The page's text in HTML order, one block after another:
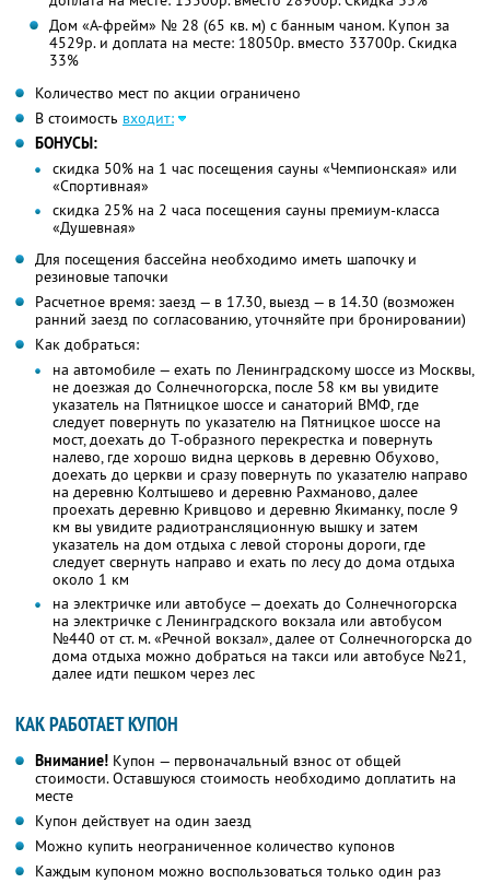
Дом «А-фрейм» № 28 (65 кв. м) с банным чаном. Купон за
4529р. и доплата на месте: 18050р. вместо 33700р. Скидка
33%
Количество мест по акции ограничено
В стоимость входит:
БОНУСЫ:
скидка 50% на 1 час посещения сауны «Чемпионская» или
«Спортивная»
скидка 25% на 2 часа посещения сауны премиум-класса
«Душевная»
Для посещения бассейна необходимо иметь шапочку и
резиновые тапочки
Расчетное время: заезд — в 17.30, выезд — в 14.30 (возможен
ранний заезд по согласованию, уточняйте при бронировании)
Как добраться:
на автомобиле — ехать по Ленинградскому шоссе из Москвы,
не доезжая до Солнечногорска, после 58 км вы увидите
указатель на Пятницкое шоссе и санаторий ВМФ, где
следует повернуть по указателю на Пятницкое шоссе на
мост, доехать до Т-образного перекрестка и повернуть
налево, где хорошо видна церковь в деревню Обухово,
доехать до церкви и сразу повернуть по указателю направо
на деревню Колтышево и деревню Рахманово, далее
проехать деревню Кривцово и деревню Якиманку, после 9
км вы увидите радиотрансляционную вышку и затем
указатель на дом отдыха с левой стороны дороги, где
следует свернуть направо и ехать по лесу до дома отдыха
около 1 км
на электричке или автобусе — доехать до Солнечногорска
на электричке с Ленинградского вокзала или автобусом
№440 от ст. м. «Речной вокзал», далее от Солнечногорска до
дома отдыха можно добраться на такси или автобусе №21,
далее идти пешком через лес
КАК РАБОТАЕТ КУПОН
Внимание! Купон — первоначальный взнос от общей
стоимости. Оставшуюся стоимость необходимо доплатить на
месте
Купон действует на один заезд
Можно купить неограниченное количество купонов
Каждым купоном можно воспользоваться только один раз